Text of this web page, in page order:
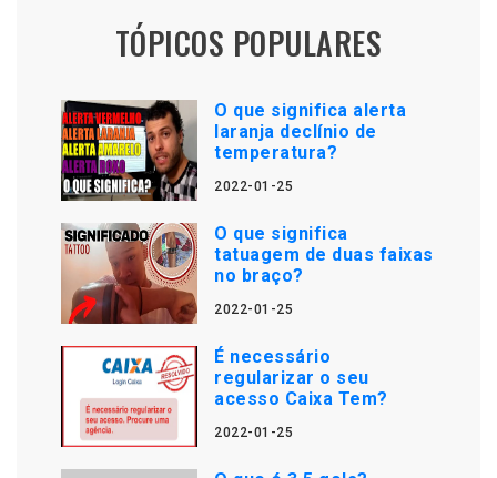
TÓPICOS POPULARES
O que significa alerta
laranja declínio de
temperatura?
2022-01-25
O que significa
tatuagem de duas faixas
no braço?
2022-01-25
É necessário
regularizar o seu
acesso Caixa Tem?
2022-01-25